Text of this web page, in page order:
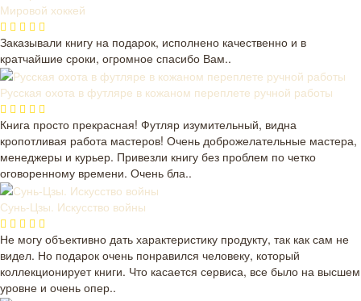
Мировой хоккей
Заказывали книгу на подарок, исполнено качественно и в
кратчайшие сроки, огромное спасибо Вам..
Русская охота в футляре в кожаном переплете ручной работы
Книга просто прекрасная! Футляр изумительный, видна
кропотливая работа мастеров! Очень доброжелательные мастера,
менеджеры и курьер. Привезли книгу без проблем по четко
оговоренному времени. Очень бла..
Сунь-Цзы. Искусство войны
Не могу объективно дать характеристику продукту, так как сам не
видел. Но подарок очень понравился человеку, который
коллекционирует книги. Что касается сервиса, все было на высшем
уровне и очень опер..